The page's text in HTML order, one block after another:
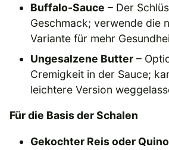
Buffalo-Sauce – Der
Geschmack; verwende die
Variante für mehr
Ungesalzene Butter –
Cremigkeit in der Sauce;
leichtere Version
Für die Basis der Schalen
Gekochter Reis oder